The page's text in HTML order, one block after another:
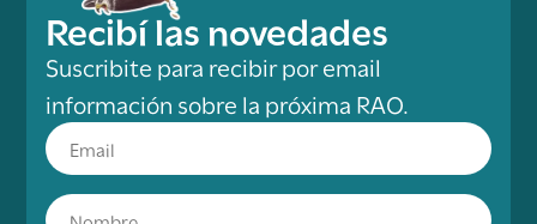
Recibí las novedades
Suscribite para recibir por email
información sobre la próxima RAO.